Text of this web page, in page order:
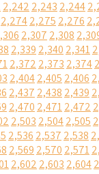
2,242 2,243 2,244
2,2742,275 2,276
2,307 2,308
2,339 2,340 2,341
2,372 2,373 2,374
2,4042,405 2,406
2,437 2,438 2,439
2,470 2,4712,472
2,503 2,5042,505
2,536 2,537 2,538
2,569 2,570 2,571
2,602 2,603 2,604